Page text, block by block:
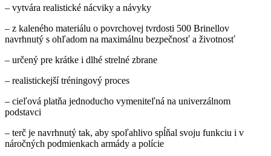
– vytvára realistické nácviky a návyky
– z kaleného materiálu o povrchovej tvrdosti 500 Brinellov
navrhnutý s ohľadom na maximálnu bezpečnosť a životnosť
– určený pre krátke i dlhé strelné zbrane
– realistickejší tréningový proces
– cieľová platňa jednoducho vymeniteľná na univerzálnom
podstavci
– terč je navrhnutý tak, aby spoľahlivo spĺňal svoju funkciu i v
náročných podmienkach armády a polície